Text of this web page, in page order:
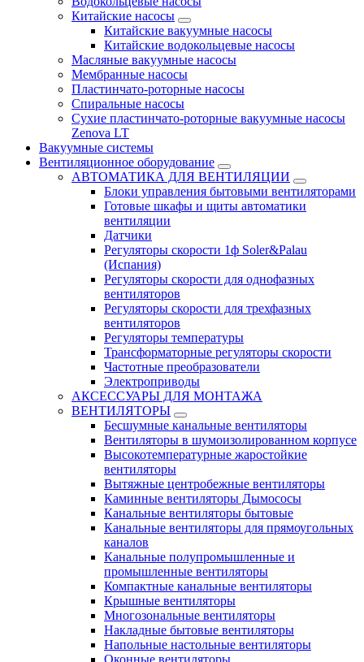
Китайские насосы
Китайские вакуумные насосы
Китайские водокольцевые насосы
Масляные вакуумные насосы
Мембранные насосы
Пластинчато-роторные насосы
Спиральные насосы
Сухие пластинчато-роторные вакуумные насосы
Zenova LT
Вакуумные системы
Вентиляционное оборудование
АВТОМАТИКА ДЛЯ ВЕНТИЛЯЦИИ
Блоки управления бытовыми вентиляторами
Готовые шкафы и щиты автоматики
вентиляции
Датчики
Регуляторы скорости 1ф Soler&Palau
(Испания)
Регуляторы скорости для однофазных
вентиляторов
Регуляторы скорости для трехфазных
вентиляторов
Регуляторы температуры
Трансформаторные регуляторы скорости
Частотные преобразователи
Электроприводы
АКСЕССУАРЫ ДЛЯ МОНТАЖА
ВЕНТИЛЯТОРЫ
Бесшумные канальные вентиляторы
Вентиляторы в шумоизолированном корпусе
Высокотемпературные жаростойкие
вентиляторы
Вытяжные центробежные вентиляторы
Каминные вентиляторы Дымососы
Канальные вентиляторы бытовые
Канальные вентиляторы для прямоугольных
каналов
Канальные полупромышленные и
промышленные вентиляторы
Компактные канальные вентиляторы
Крышные вентиляторы
Многозональные вентиляторы
Накладные бытовые вентиляторы
Напольные настольные вентиляторы
Оконные вентиляторы